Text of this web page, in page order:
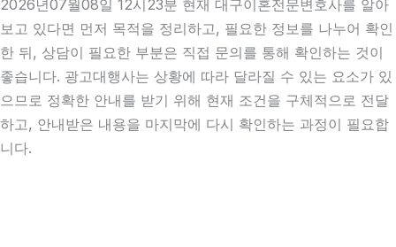
2026년07월08일 12시23분 현재 대구이혼전문변호사를 알아
보고 있다면 먼저 목적을 정리하고, 필요한 정보를 나누어 확인
한 뒤, 상담이 필요한 부분은 직접 문의를 통해 확인하는 것이
좋습니다. 광고대행사는 상황에 따라 달라질 수 있는 요소가 있
으므로 정확한 안내를 받기 위해 현재 조건을 구체적으로 전달
하고, 안내받은 내용을 마지막에 다시 확인하는 과정이 필요합
니다.